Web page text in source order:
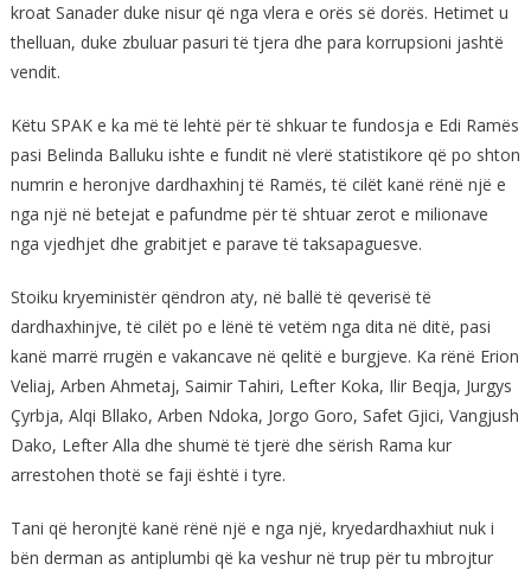
kroat Sanader duke nisur që nga vlera e orës së dorës. Hetimet u
thelluan, duke zbuluar pasuri të tjera dhe para korrupsioni jashtë
vendit.
Këtu SPAK e ka më të lehtë për të shkuar te fundosja e Edi Ramës
pasi Belinda Balluku ishte e fundit në vlerë statistikore që po shton
numrin e heronjve dardhaxhinj të Ramës, të cilët kanë rënë një e
nga një në betejat e pafundme për të shtuar zerot e milionave
nga vjedhjet dhe grabitjet e parave të taksapaguesve.
Stoiku kryeministër qëndron aty, në ballë të qeverisë të
dardhaxhinjve, të cilët po e lënë të vetëm nga dita në ditë, pasi
kanë marrë rrugën e vakancave në qelitë e burgjeve. Ka rënë Erion
Veliaj, Arben Ahmetaj, Saimir Tahiri, Lefter Koka, Ilir Beqja, Jurgys
Çyrbja, Alqi Bllako, Arben Ndoka, Jorgo Goro, Safet Gjici, Vangjush
Dako, Lefter Alla dhe shumë të tjerë dhe sërish Rama kur
arrestohen thotë se faji është i tyre.
Tani që heronjtë kanë rënë një e nga një, kryedardhaxhiut nuk i
bën derman as antiplumbi që ka veshur në trup për tu mbrojtur